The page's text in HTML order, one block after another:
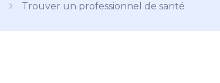
Trouver un professionnel de santé